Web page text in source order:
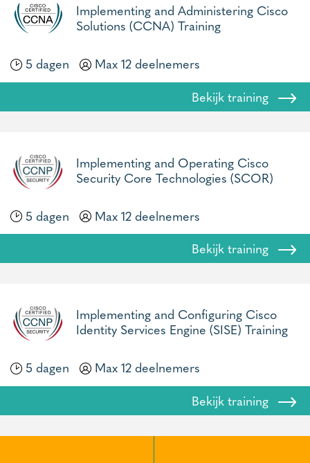
Implementing and Administering Cisco
Solutions (CCNA) Training
5 dagen
Max 12 deelnemers
Bekijk training
Implementing and Operating Cisco
Security Core Technologies (SCOR)
5 dagen
Max 12 deelnemers
Bekijk training
Implementing and Configuring Cisco
Identity Services Engine (SISE) Training
5 dagen
Max 12 deelnemers
Bekijk training